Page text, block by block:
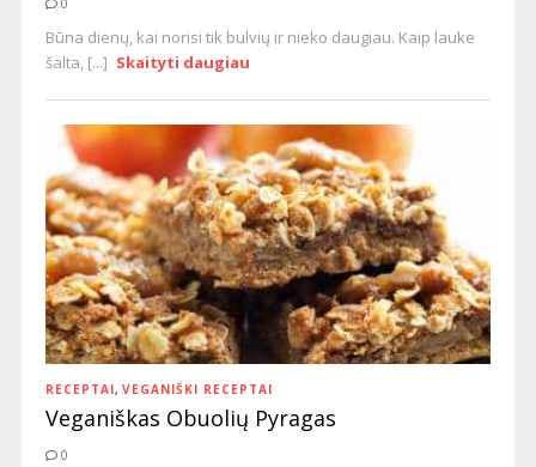
0
Būna dienų, kai norisi tik bulvių ir nieko daugiau. Kaip lauke
šalta, [...] Skaityti daugiau
RECEPTAI, VEGANIŠKI RECEPTAI
Veganiškas Obuolių Pyragas
0